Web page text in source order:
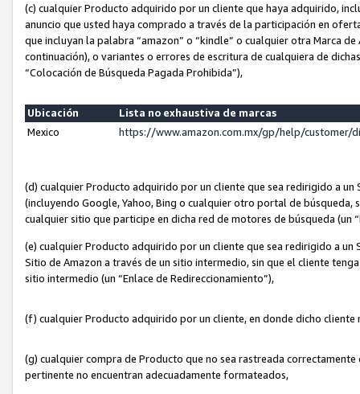
(c) cualquier Producto adquirido por un cliente que haya adquirido,
anuncio que usted haya comprado a través de la participación en
que incluyan la palabra “amazon” o “kindle” o cualquier otra Marca
continuación), o variantes o errores de escritura de cualquiera de
“Colocación de Búsqueda Pagada Prohibida”),
Ubicación
Lista no exhaustiva de marcas
Mexico
https://www.amazon.com.mx/gp/help/customer/
(d) cualquier Producto adquirido por un cliente que sea redirigido a
(incluyendo Google, Yahoo, Bing o cualquier otro portal de
cualquier sitio que participe en dicha red de motores de búsqueda (un
(e) cualquier Producto adquirido por un cliente que sea redirigido a un
Sitio de Amazon a través de un sitio intermedio, sin que el cliente
sitio intermedio (un “Enlace de Redireccionamiento”),
(f) cualquier Producto adquirido por un cliente, en donde dicho
(g) cualquier compra de Producto que no sea rastreada
pertinente no encuentran adecuadamente formateados,